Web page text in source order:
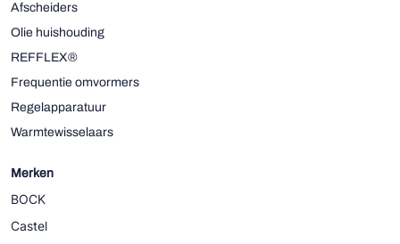
Afscheiders
Olie huishouding
REFFLEX®
Frequentie omvormers
Regelapparatuur
Warmtewisselaars
Merken
BOCK
Castel